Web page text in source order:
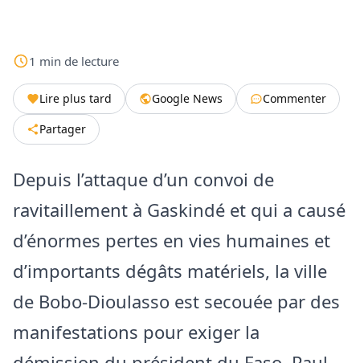
1 min de lecture
Lire plus tard Google News
Commenter
Partager
Depuis l’attaque d’un convoi de
ravitaillement à Gaskindé et qui a causé
d’énormes pertes en vies humaines et
d’importants dégâts matériels, la ville
de Bobo-Dioulasso est secouée par des
manifestations pour exiger la